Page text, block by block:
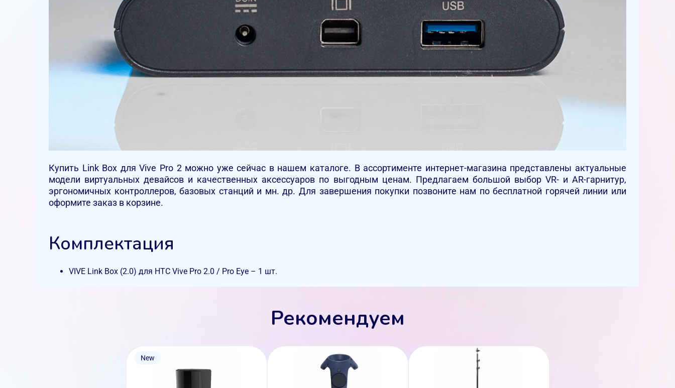
Купить Link Box для Vive Pro 2 можно уже сейчас в нашем каталоге. В ассортименте интернет-магазина представлены актуальные
модели виртуальных девайсов и качественных аксессуаров по выгодным ценам. Предлагаем большой выбор VR- и AR-гарнитур,
эргономичных контроллеров, базовых станций и мн. др. Для завершения покупки позвоните нам по бесплатной горячей линии или
оформите заказ в корзине.
Комплектация
VIVE Link Box (2.0) для HTC Vive Pro 2.0 / Pro Eye – 1 шт.
Рекомендуем
New